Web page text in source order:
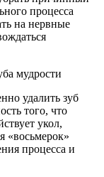
процесса
на нервные
удалить зуб
того, что
укол,
«восьмерок»
процесса и